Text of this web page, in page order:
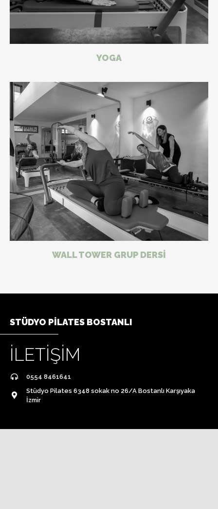
YOGA
WALL TOWER GRUP DERSI
STÜDYO PİLATES BOSTANLI
İLETİŞİM
0554 8461641
Stüdyo Pilates 6348 sokak no 26/A Bostanlı Karşıyaka
İzmir​